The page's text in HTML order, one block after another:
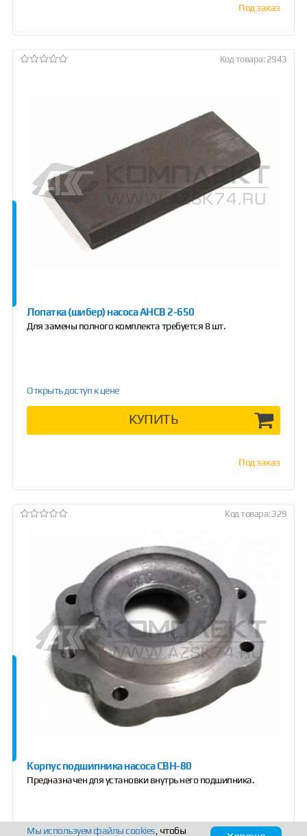
Под заказ
Код товара: 2943
Лопатка (шибер) насоса АНСВ 2-650
Для замены полного комплекта требуется 8 шт.
Открыть доступ к цене
КУПИТЬ
Под заказ
Код товара: 329
Корпус подшипника насоса СВН-80
Предназначен для установки внутрь него подшипника.
Мы используем файлыcookies , чтобы